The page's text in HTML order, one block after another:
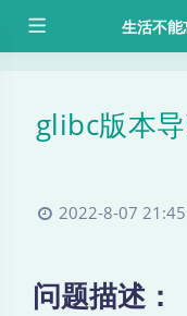
生活不能
glibc版本
2022-8-07 21:45
问题描述：